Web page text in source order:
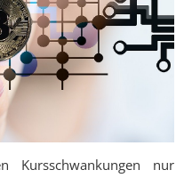
Kursschwankungen nur